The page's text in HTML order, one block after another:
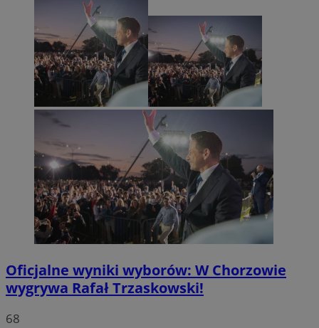
Oficjalne wyniki wyborów: W Chorzowie
wygrywa Rafał Trzaskowski!
68